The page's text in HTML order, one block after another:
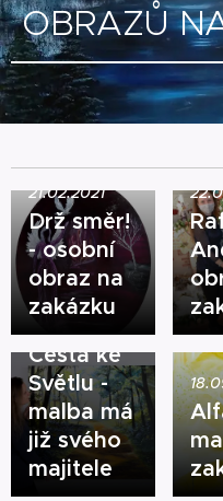
OBRAZŮ
21.02.2021
Drž směr!
- osobní
obraz na
zakázku
23.10.2020
Krajina
Cesta ke
Světlu -
malba má
již svého
majitele